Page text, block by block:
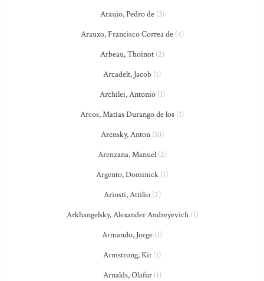
Araujo, Pedro de(3)
Arauxo, Francisco Correa de(4)
Arbeau, Thoinot(2)
Arcadelt, Jacob (1)
Archilei, Antonio(1)
Arcos, Matías Durango de los (1)
Arensky, Anton(10)
Arenzana, Manuel(2)
Argento, Dominick (1)
Ariosti, Attilio(2)
Arkhangelsky, Alexander Andreyevich(1)
Armando, Jorge (1)
Armstrong, Kit (1)
Arnalds, Olafur(1)